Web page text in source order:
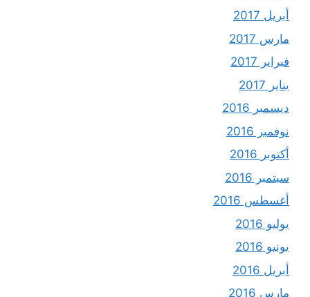
أبريل 2017
مارس 2017
فبراير 2017
يناير 2017
ديسمبر 2016
نوفمبر 2016
أكتوبر 2016
سبتمبر 2016
أغسطس 2016
يوليو 2016
يونيو 2016
أبريل 2016
مارس 2016